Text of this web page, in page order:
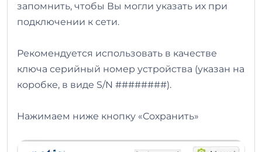
запомнить, чтобы Вы могли указать их при
подключении к сети.
Рекомендуется использовать в качестве
ключа серийный номер устройства (указан на
коробке, в виде S/N ########).
Нажимаем ниже кнопку «Сохранить»